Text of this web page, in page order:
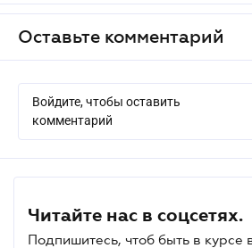
Оставьте комментарий
Войдите, чтобы оставить
комментарий
Читайте нас в соцсетях.
Подпишитесь, чтоб быть в курсе